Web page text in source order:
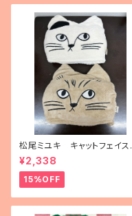
松尾ミユキ キャットフェイス
ランケット
¥2,338
15%OFF